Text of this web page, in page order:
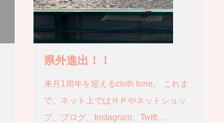
県外進出！！
来月1周年を迎えるcloth tone。 これま
で、ネット上ではＨＰやネットショッ
プ、ブログ、Instagram、Twitt…